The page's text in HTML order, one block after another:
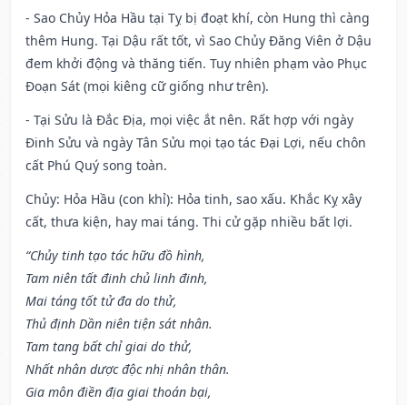
- Sao Chủy Hỏa Hầu tại Tỵ bị đoạt khí, còn Hung thì càng
thêm Hung. Tại Dậu rất tốt, vì Sao Chủy Đăng Viên ở Dậu
đem khởi động và thăng tiến. Tuy nhiên phạm vào Phục
Đoạn Sát (mọi kiêng cữ giống như trên).
- Tại Sửu là Đắc Địa, mọi việc ắt nên. Rất hợp với ngày
Đinh Sửu và ngày Tân Sửu mọi tạo tác Đại Lợi, nếu chôn
cất Phú Quý song toàn.
Chủy: Hỏa Hầu (con khỉ): Hỏa tinh, sao xấu. Khắc Kỵ xây
cất, thưa kiện, hay mai táng. Thi cử gặp nhiều bất lợi.
“Chủy tinh tạo tác hữu đồ hình,
Tam niên tất đinh chủ linh đinh,
Mai táng tốt tử đa do thử,
Thủ định Dần niên tiện sát nhân.
Tam tang bất chỉ giai do thử,
Nhất nhân dược độc nhị nhân thân.
Gia môn điền địa giai thoán bại,